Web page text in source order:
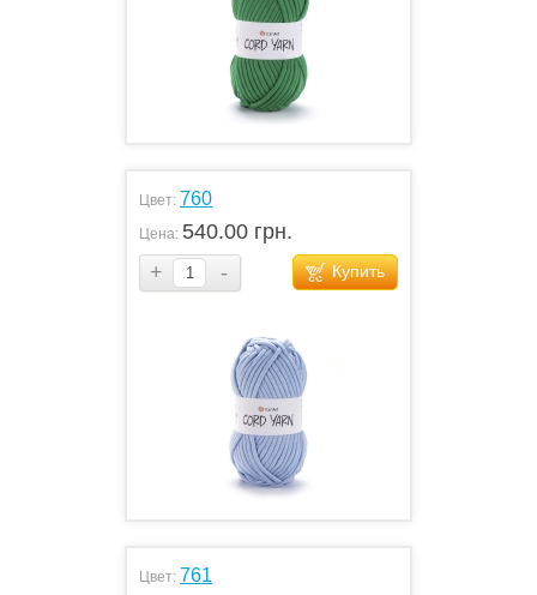
Цвет: 760
Цена: 540.00 грн.
+
- Купить
Цвет: 761